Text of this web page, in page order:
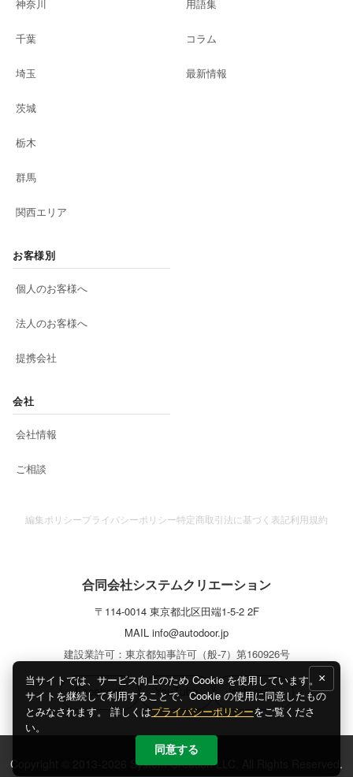
神奈川
千葉
埼玉
茨城
栃木
群馬
関西エリア
用語集
コラム
最新情報
お客様別
個人のお客様へ
法人のお客様へ
提携会社
会社
会社情報
ご相談
編集ポリシープライバシーポリシー特定商取引法に基づく表記利用規約
合同会社システムクリエーション
〒 114-0014 東京都北区田端1-5-2 2F
MAIL info@autodoor.jp
建設業許可：東京都知事許可（般-7）第160926号
Facebook YouTube Instagram
Copyright © 2013-2026 System Creation LLC. All Rights Reserved.
×
当サイトでは、サービス向上のため Cookie を使用しています。
サイトを継続して利用することで、Cookie の使用に同意したもの
とみなされます。 詳しくはプライバシーポリシーをご覧くださ
い。
同意する